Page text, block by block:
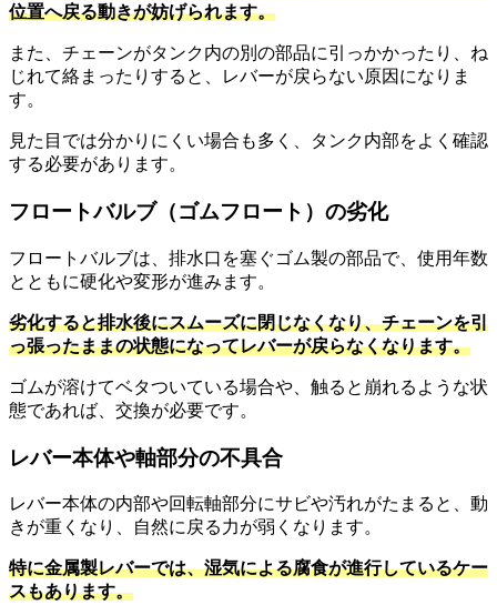
位置へ戻る動きが妨げられます。
また、チェーンがタンク内の別の部品に引っかかったり、ね
じれて絡まったりすると、レバーが戻らない原因になりま
す。
見た目では分かりにくい場合も多く、タンク内部をよく確認
する必要があります。
フロートバルブ（ゴムフロート）の劣化
フロートバルブは、排水口を塞ぐゴム製の部品で、使用年数
とともに硬化や変形が進みます。
劣化すると排水後にスムーズに閉じなくなり、チェーンを引
っ張ったままの状態になってレバーが戻らなくなります。
ゴムが溶けてベタついている場合や、触ると崩れるような状
態であれば、交換が必要です。
レバー本体や軸部分の不具合
レバー本体の内部や回転軸部分にサビや汚れがたまると、動
きが重くなり、自然に戻る力が弱くなります。
特に金属製レバーでは、湿気による腐食が進行しているケー
スもあります。